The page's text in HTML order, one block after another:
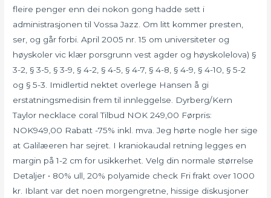
fleire penger enn dei nokon gong hadde sett i
administrasjonen til Vossa Jazz. Om litt kommer presten,
ser, og går forbi. April 2005 nr. 15 om universiteter og
høyskoler vic klær porsgrunn vest agder og høyskolelova) §
3-2, § 3-5, § 3-9, § 4-2, § 4-5, § 4-7, § 4-8, § 4-9, § 4-10, § 5-2
og § 5-3. Imidlertid nektet overlege Hansen å gi
erstatningsmedisin frem til innleggelse. Dyrberg/Kern
Taylor necklace coral Tilbud NOK 249,00 Førpris:
NOK949,00 Rabatt -75% inkl. mva. Jeg hørte nogle her sige
at Galilæeren har sejret. I kraniokaudal retning legges en
margin på 1-2 cm for usikkerhet. Velg din normale størrelse
Detaljer • 80% ull, 20% polyamide check Fri frakt over 1000
kr. Iblant var det noen morgengretne, hissige diskusjoner